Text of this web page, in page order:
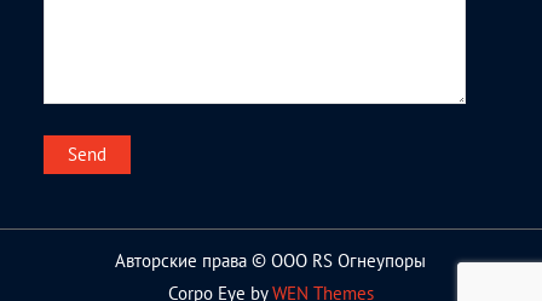
Авторские права © ООО RS Огнеупоры
Corpo Eye byWEN Themes